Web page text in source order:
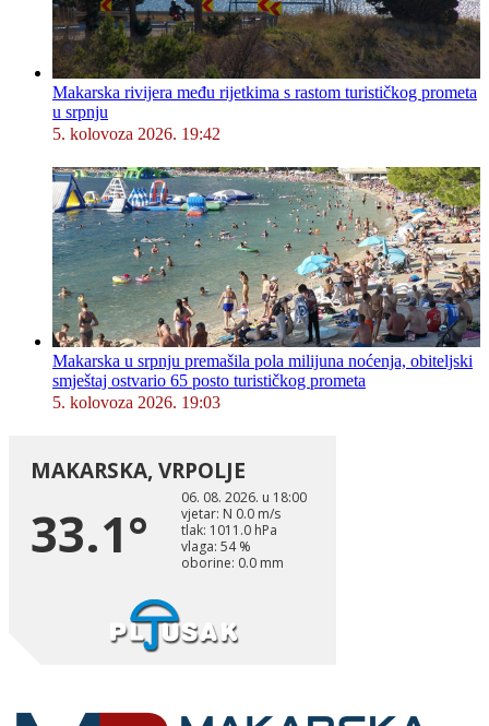
Makarska rivijera među rijetkima s rastom turističkog prometa
u srpnju
5. kolovoza 2026. 19:42
Makarska u srpnju premašila pola milijuna noćenja, obiteljski
smještaj ostvario 65 posto turističkog prometa
5. kolovoza 2026. 19:03